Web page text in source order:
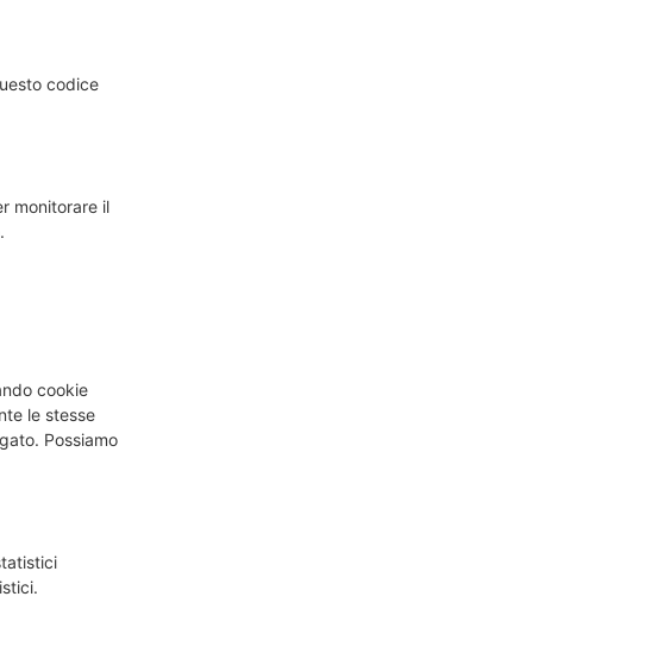
codice
monitorare il
cookie
le stesse
Possiamo